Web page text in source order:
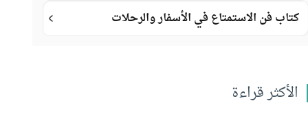
كتاب فن الاستمتاع في الأسفار والرحلات
الأكثر قراءة